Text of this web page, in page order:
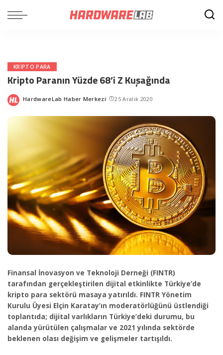
KRIPTO PARA
Kripto Paranın Yüzde 68’i Z Kuşağında
Posted
HardwareLab Haber Merkezi 25 Aralık 2020
Finansal İnovasyon ve Teknoloji Derneği (FINTR)
tarafından gerçekleştirilen dijital etkinlikte Türkiye’de
kripto para sektörü masaya yatırıldı. FINTR Yönetim
Kurulu Üyesi Elçin Karatay’ın moderatörlüğünü üstlendiği
toplantıda; dijital varlıkların Türkiye’deki durumu, bu
alanda yürütülen çalışmalar ve 2021 yılında sektörde
beklenen olası değişim ve gelişmeler tartışıldı.